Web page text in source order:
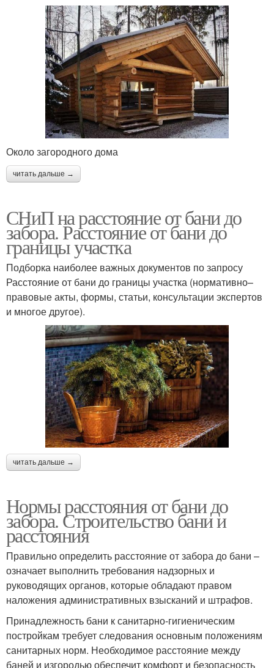
Около загородного дома
читать дальше →
СНиП на расстояние от бани до
забора. Расстояние от бани до
границы участка
Подборка наиболее важных документов по запросу
Расстояние от бани до границы участка (нормативно–
правовые акты, формы, статьи, консультации экспертов
и многое другое).
читать дальше →
Нормы расстояния от бани до
забора. Строительство бани и
расстояния
Правильно определить расстояние от забора до бани –
означает выполнить требования надзорных и
руководящих органов, которые обладают правом
наложения административных взысканий и штрафов.
Принадлежность бани к санитарно-гигиеническим
постройкам требует следования основным положениям
санитарных норм. Необходимое расстояние между
баней и изгородью обеспечит комфорт и безопасность